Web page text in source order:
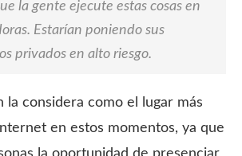
la gente ejecute estas cosas en
Estarían poniendo sus
privados en alto riesgo.
la considera como el lugar más
en estos momentos, ya que